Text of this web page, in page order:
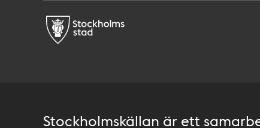
Stockholmskällan är ett